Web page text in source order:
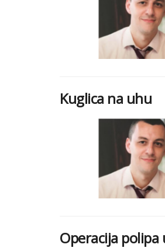
Kuglica na uhu
Operacija polipa